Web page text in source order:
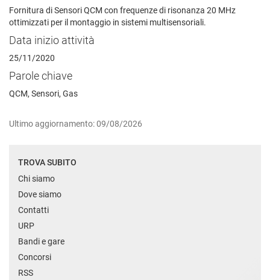
Fornitura di Sensori QCM con frequenze di risonanza 20 MHz
ottimizzati per il montaggio in sistemi multisensoriali.
Data inizio attività
25/11/2020
Parole chiave
QCM, Sensori, Gas
Ultimo aggiornamento: 09/08/2026
TROVA SUBITO
Chi siamo
Dove siamo
Contatti
URP
Bandi e gare
Concorsi
RSS